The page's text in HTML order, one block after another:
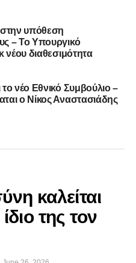
να
που θα
μέσα
Πολύ
τα
αρχίζει η
στην υπόθεση
– Το Υπουργικό
νέου διαθεσιμότητα
το νέο Εθνικό Συμβούλιο –
ο Νίκος Αναστασιάδης
καλείται
της τον